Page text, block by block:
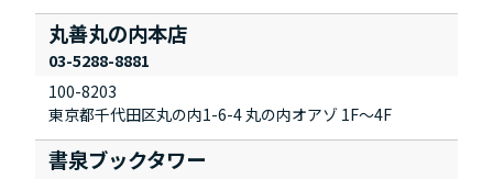
丸善丸の内本店
100-8203
東京都千代田区丸の内1-6-4 丸の内オアゾ 1F～4F
03-5288-8881
書泉ブックタワー